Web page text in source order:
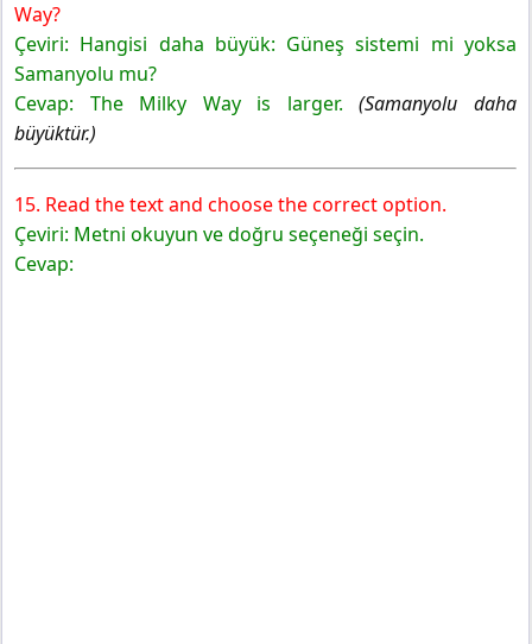
Way?
Çeviri: Hangisi daha büyük: Güneş sistemi mi yoksa
Samanyolu mu?
Cevap: The Milky Way is larger.(Samanyolu daha
büyüktür.)
15. Read the text and choose the correct option.
Çeviri: Metni okuyun ve doğru seçeneği seçin.
Cevap: